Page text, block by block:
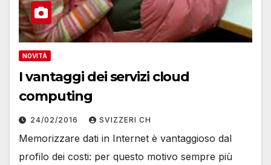
NOVITÀ
I vantaggi dei servizi cloud
computing
24/02/2016 SVIZZERI CH
Memorizzare dati in Internet è vantaggioso dal
profilo dei costi: per questo motivo sempre più